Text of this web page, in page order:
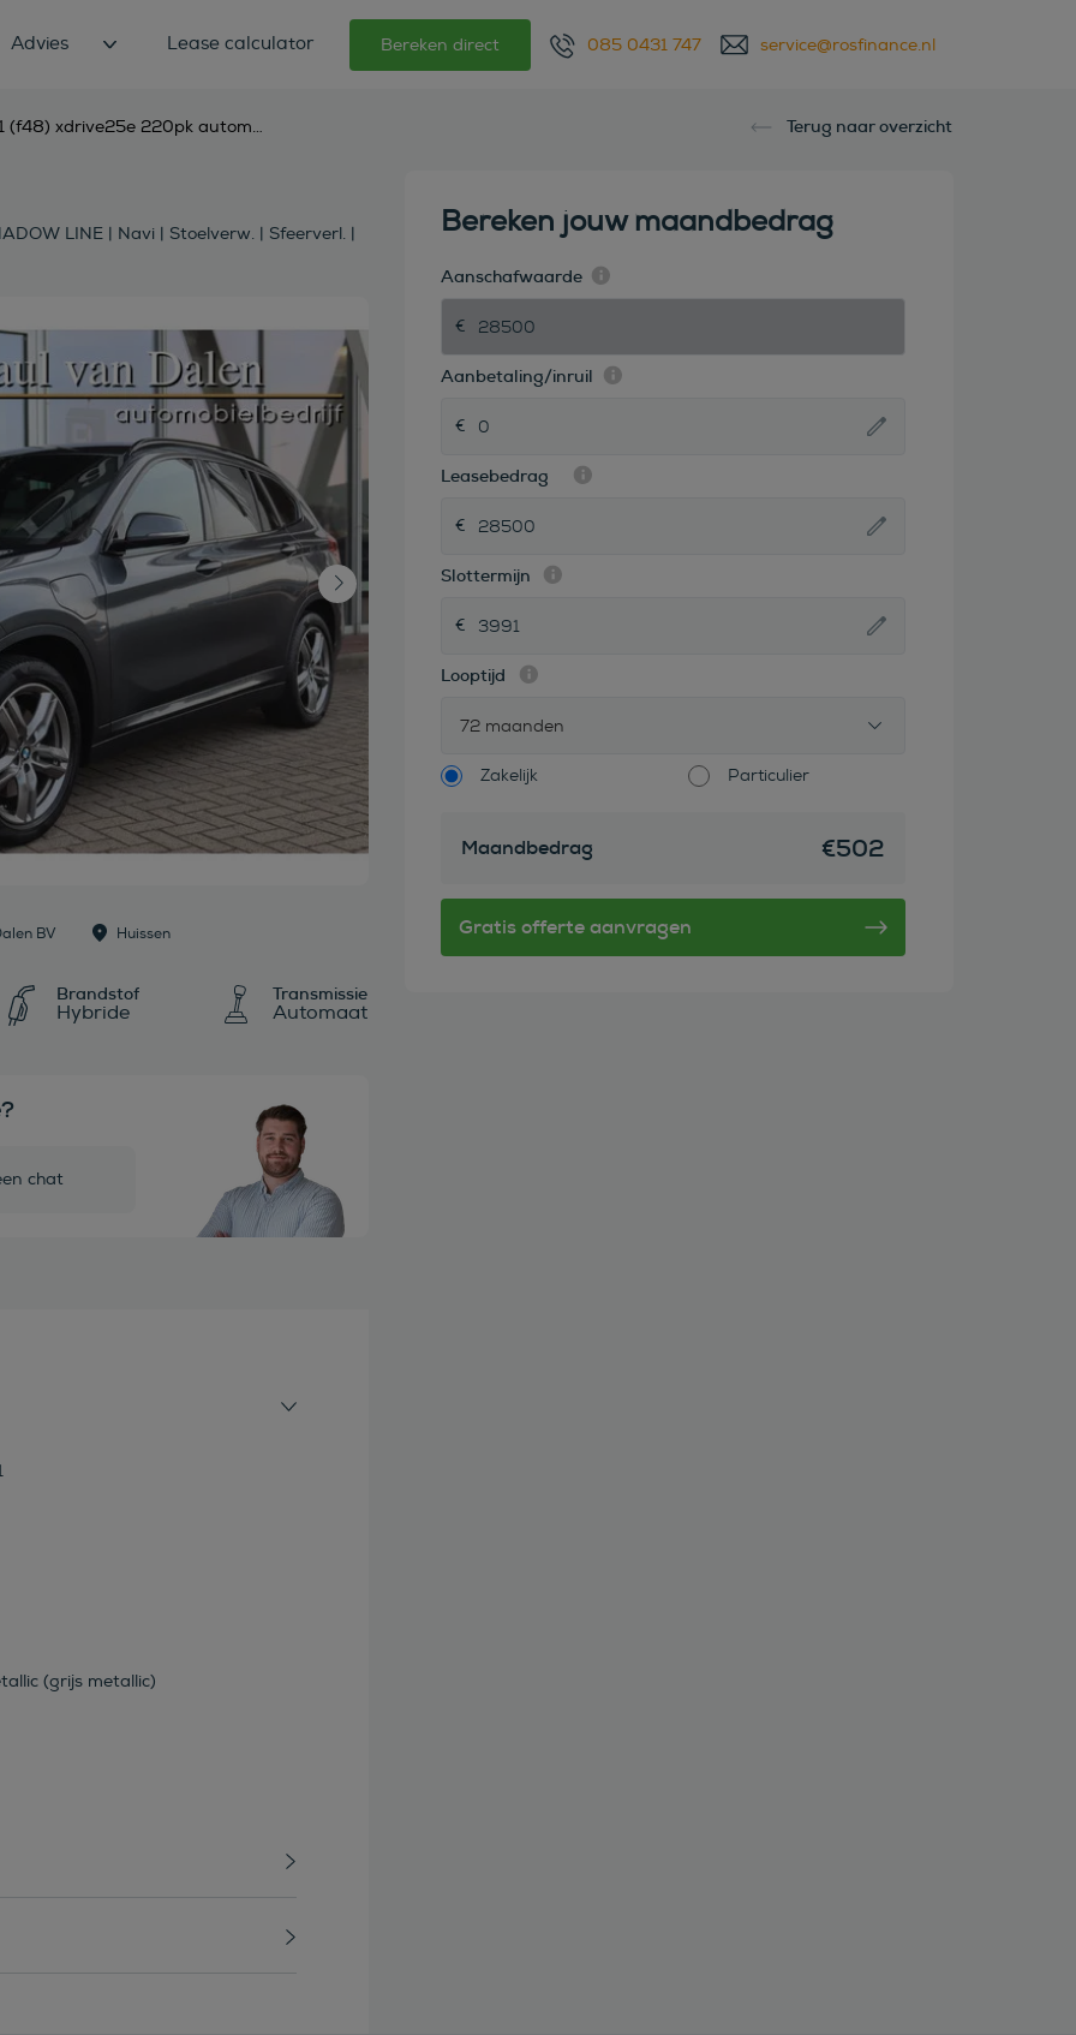
Advies Lease calculator Bereken direct 085 0431 747 service@rosfinance.nl
bmw x1 (f48) xdrive25e 220pk automaat m-sport shadow line | navi | stoelverw. | sfeerverl. | elekt.k Terug naar overzicht
LINE | Navi | Stoelverw. | Sfeerverl. |
BV Huissen
Brandstof
Hybride
Transmissie
Automaat
chat
(grijs metallic)
Bereken jouw maandbedrag
Aanschafwaarde
Aanbetaling/inruil
Leasebedrag
Slottermijn
Looptijd
72 maanden
Zakelijk Particulier
Maandbedrag €502